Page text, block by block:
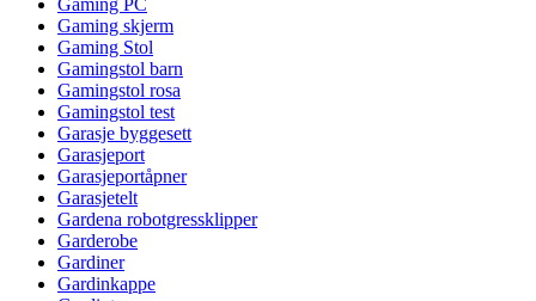
Gaming PC
Gaming skjerm
Gaming Stol
Gamingstol barn
Gamingstol rosa
Gamingstol test
Garasje byggesett
Garasjeport
Garasjeportåpner
Garasjetelt
Gardena robotgressklipper
Garderobe
Gardiner
Gardinkappe